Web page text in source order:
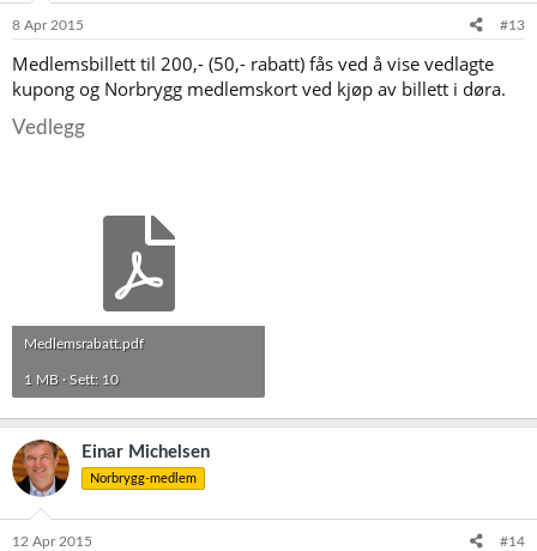
8 Apr 2015 #13
Medlemsbillett til 200,- (50,- rabatt) fås ved å vise vedlagte
kupong og Norbrygg medlemskort ved kjøp av billett i døra.
Vedlegg
Medlemsrabatt.pdf
1 MB · Sett: 10
Einar Michelsen
Norbrygg-medlem
12 Apr 2015 #14